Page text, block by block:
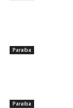
Paraíba
Paraíba